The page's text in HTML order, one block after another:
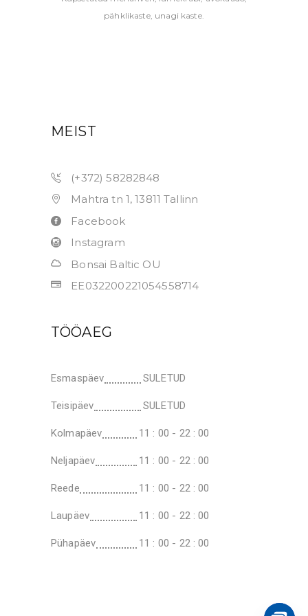
pähklikaste, unagi kaste.
MEIST
(+372) 58282848
Mahtra tn 1, 13811 Tallinn
Facebook
Instagram
Bonsai Baltic OU
EE032200221054558714
TÖÖAEG
Esmaspäev SULETUD
Teisipäev SULETUD
Kolmapäev 11 : 00 - 22 : 00
Neljapäev 11 : 00 - 22 : 00
Reede 11 : 00 - 22 : 00
Laupäev 11 : 00 - 22 : 00
Pühapäev 11 : 00 - 22 : 00